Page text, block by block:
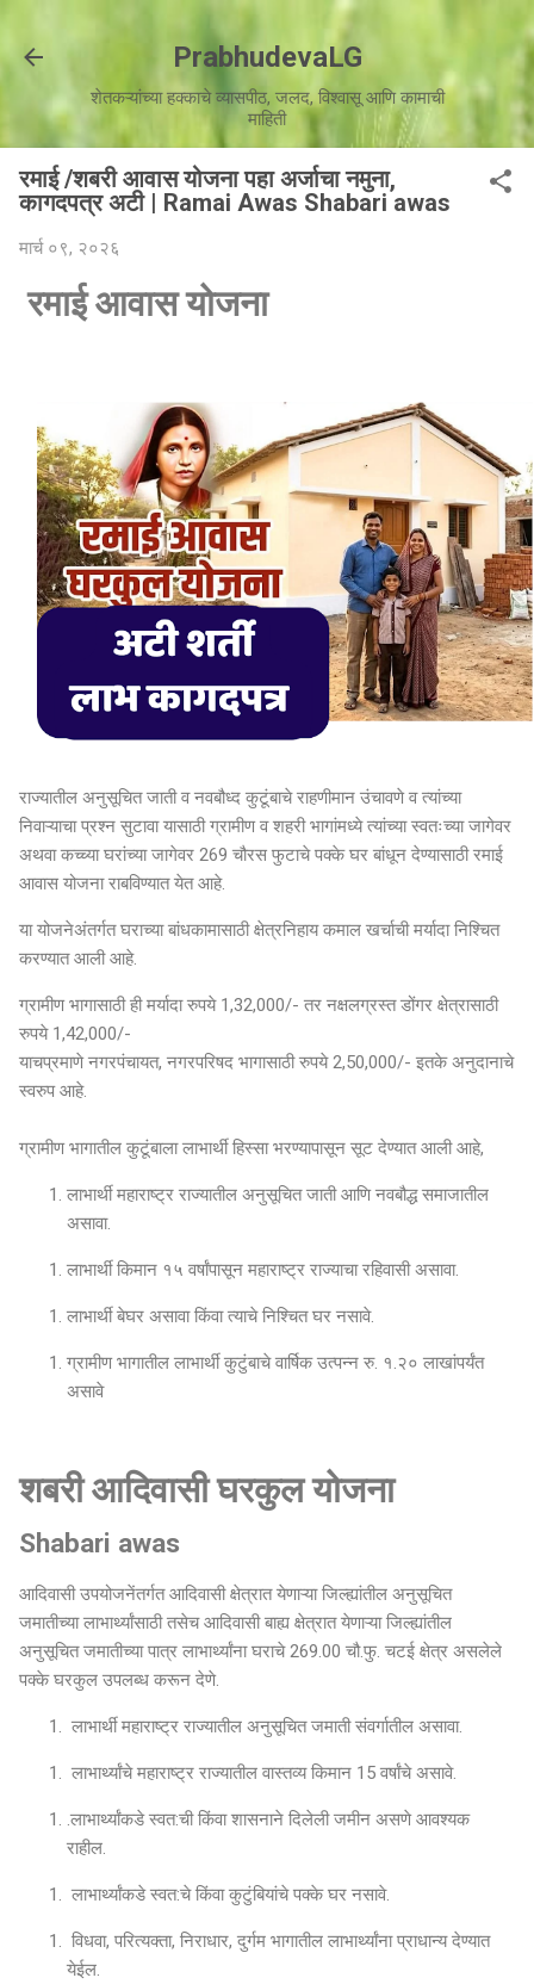
मुख्य सामग्रीवर वगळा
PrabhudevaLG
शेतकऱ्यांच्या हक्काचे व्यासपीठ, जलद, विश्वासू आणि कामाची
माहिती
रमाई /शबरी आवास योजना पहा अर्जाचा नमुना,
कागदपत्र अटी | Ramai Awas Shabari awas
मार्च ०९, २०२६
रमाई आवास योजना
राज्यातील अनुसूचित जाती व नवबौध्द कुटूंबाचे राहणीमान उंचावणे व त्यांच्या
निवाऱ्याचा प्रश्न सुटावा यासाठी ग्रामीण व शहरी भागांमध्ये त्यांच्या स्वतःच्या जागेवर
अथवा कच्च्या घरांच्या जागेवर 269 चौरस फुटाचे पक्के घर बांधून देण्यासाठी रमाई
आवास योजना राबविण्यात येत आहे.
या योजनेअंतर्गत घराच्या बांधकामासाठी क्षेत्रनिहाय कमाल खर्चाची मर्यादा निश्चित
करण्यात आली आहे.
ग्रामीण भागासाठी ही मर्यादा रुपये 1,32,000/- तर नक्षलग्रस्त डोंगर क्षेत्रासाठी
रुपये 1,42,000/-
याचप्रमाणे नगरपंचायत, नगरपरिषद भागासाठी रुपये 2,50,000/- इतके अनुदानाचे
स्वरुप आहे.
ग्रामीण भागातील कुटूंबाला लाभार्थी हिस्सा भरण्यापासून सूट देण्यात आली आहे,
लाभार्थी महाराष्ट्र राज्यातील अनुसूचित जाती आणि नवबौद्ध समाजातील
असावा.
लाभार्थी किमान १५ वर्षांपासून महाराष्ट्र राज्याचा रहिवासी असावा.
लाभार्थी बेघर असावा किंवा त्याचे निश्चित घर नसावे.
ग्रामीण भागातील लाभार्थी कुटुंबाचे वार्षिक उत्पन्न रु. १.२० लाखांपर्यंत
असावे
शबरी आदिवासी घरकुल योजना
Shabari awas
आदिवासी उपयोजनेंतर्गत आदिवासी क्षेत्रात येणाऱ्या जिल्ह्यांतील अनुसूचित
जमातीच्या लाभार्थ्यांसाठी तसेच आदिवासी बाह्य क्षेत्रात येणाऱ्या जिल्ह्यांतील
अनुसूचित जमातीच्या पात्र लाभार्थ्यांना घराचे 269.00 चौ.फु. चटई क्षेत्र असलेले
पक्के घरकुल उपलब्ध करून देणे.
लाभार्थी महाराष्ट्र राज्यातील अनुसूचित जमाती संवर्गातील असावा.
लाभार्थ्यांचे महाराष्ट्र राज्यातील वास्तव्य किमान 15 वर्षांचे असावे.
.लाभार्थ्यांकडे स्वत:ची किंवा शासनाने दिलेली जमीन असणे आवश्यक
राहील.
लाभार्थ्यांकडे स्वत:चे किंवा कुटुंबियांचे पक्के घर नसावे.
विधवा, परित्यक्ता, निराधार, दुर्गम भागातील लाभार्थ्यांना प्राधान्य देण्यात
येईल.